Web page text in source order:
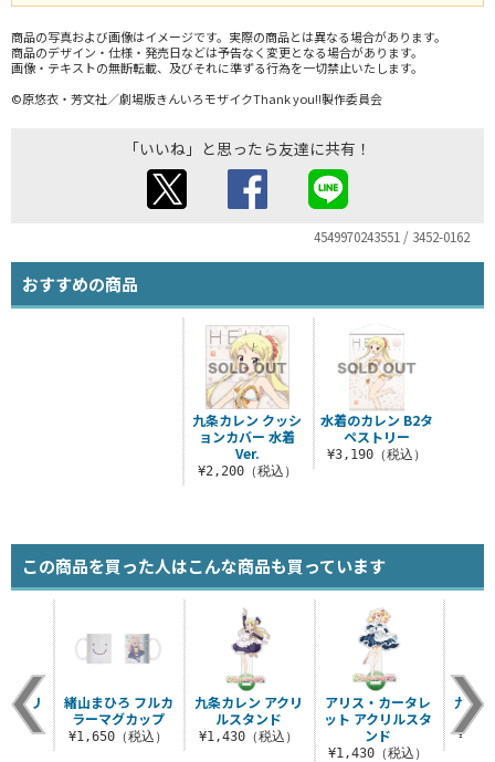
商品の写真および画像はイメージです。実際の商品とは異なる場合があります。
商品のデザイン・仕様・発売日などは予告なく変更となる場合があります。
画像・テキストの無断転載、及びそれに準ずる行為を一切禁止いたします。
©原悠衣・芳文社／劇場版きんいろモザイクThank you!!製作委員会
「いいね」と思ったら友達に共有！
4549970243551 / 3452-0162
おすすめの商品
九条カレン クッシ
ョンカバー 水着
Ver.
¥2,200（税込）
水着のカレン B2タ
ペストリー
¥3,190（税込）
この商品を買った人はこんな商品も買っています
九条カレン アクリ
ルスタンド
¥1,430（税込）
アリス・カータレ
ット アクリルスタ
ンド
¥1,430（税込）
九条
クリ
れ
込）
緒山まひろ フルカ
ラーマグカップ
¥1,650（税込）